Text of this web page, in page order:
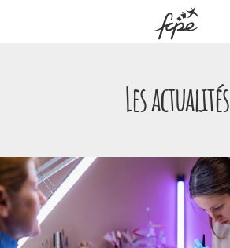
Les actualités
Panneau de gestion des cookies